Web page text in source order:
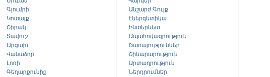
Գյումրի
Կոտայք
Շիրակ
Տավուշ
Արցախ
Վանաձոր
Լոռի
Գեղարքունիք
Անշարժ Գույք
Էներգետիկա
Ինտերնետ
Ապահովագրություն
Ծառայություններ
Շինարարություն
Արտադրություն
Ներդրումներ